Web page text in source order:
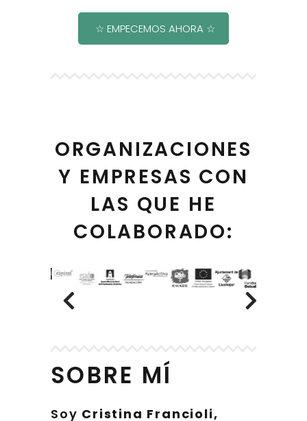
☆ EMPECEMOS AHORA ☆
ORGANIZACIONES
Y EMPRESAS CON
LAS QUE HE
COLABORADO:
SOBRE MÍ
Soy Cristina Francioli,